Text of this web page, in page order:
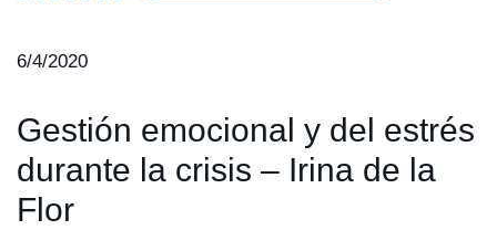
6/4/2020
Gestión emocional y del estrés
durante la crisis – Irina de la
Flor